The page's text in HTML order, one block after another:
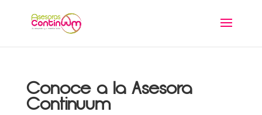
Conoce a la Asesora
Continuum